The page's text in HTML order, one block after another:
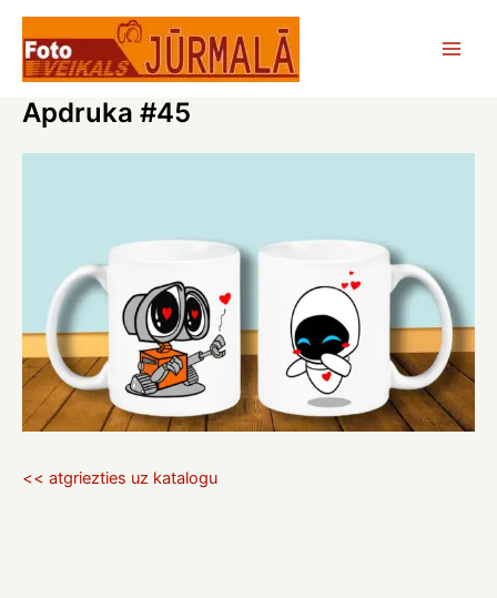
Skip
content
Apdruka #45
<< atgriezties uz katalogu